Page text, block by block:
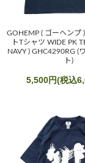
GOHEMP ( ゴーヘンプ
トTシャツ WIDE PK
NAVY ) GHC4290RG (
ト)
5,500円(税込